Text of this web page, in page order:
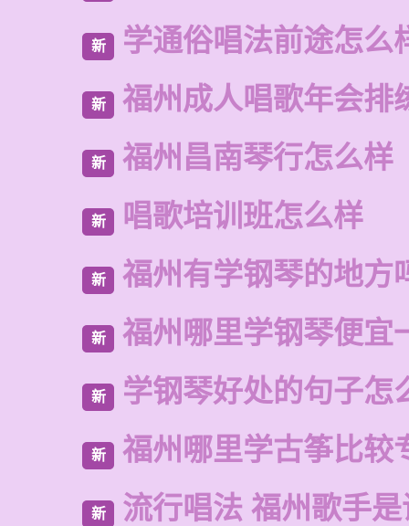
新 学通俗唱法前途怎么
新 福州成人唱歌年会排
新 福州昌南琴行怎么样
新 唱歌培训班怎么样
新 福州有学钢琴的地方
新 福州哪里学钢琴便宜
新 学钢琴好处的句子怎
新 福州哪里学古筝比较
新 流行唱法 福州歌手